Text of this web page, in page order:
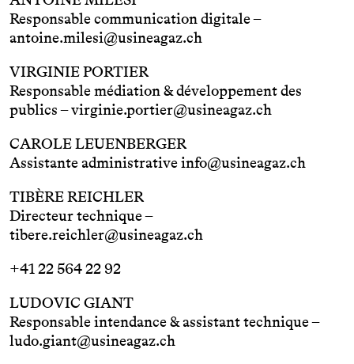
Responsable communication digitale –
antoine.milesi@usineagaz.ch
VIRGINIE PORTIER
Responsable médiation & développement des
publics –virginie.portier@usineagaz.ch
CAROLE LEUENBERGER
Assistante administrativeinfo@usineagaz.ch
TIBÈRE REICHLER
Directeur technique –
tibere.reichler@usineagaz.ch
+41 22 564 22 92
LUDOVIC GIANT
Responsable intendance & assistant technique –
ludo.giant@usineagaz.ch